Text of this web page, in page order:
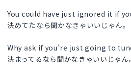
You could have just ignored it if
決めてたなら聞かなきゃいいじゃん。
Why ask if you're just going to
決まってるなら聞かなきゃいいじゃん。